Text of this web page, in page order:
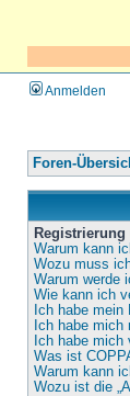
Anmelden
Foren-
Warum kann
Wozu muss
Warum werde
Wie kann ich
Ich habe
Ich habe
Ich habe
Was ist
Warum kann
Wozu ist die